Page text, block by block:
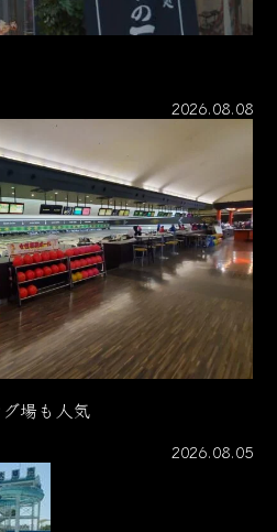
2026.08.08
場も人気
2026.08.05